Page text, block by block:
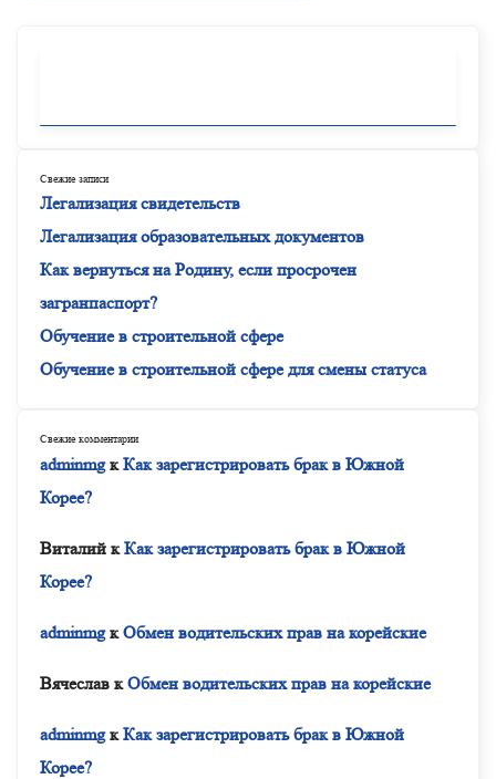
Свежие записи
Легализация свидетельств
Легализация образовательных документов
Как вернуться на Родину, если просрочен
загранпаспорт?
Обучение в строительной сфере
Обучение в строительной сфере для смены статуса
Свежие комментарии
adminmgкКак зарегистрировать брак в Южной
Корее?
Виталий кКак зарегистрировать брак в Южной
Корее?
adminmgкОбмен водительских прав на корейские
Вячеслав кОбмен водительских прав на корейские
adminmgкКак зарегистрировать брак в Южной
Корее?